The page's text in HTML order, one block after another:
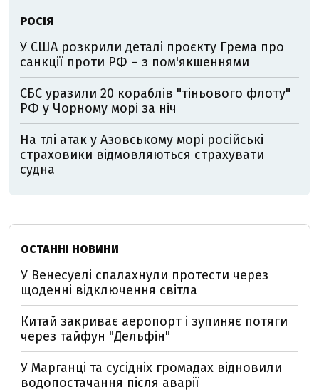
РОСІЯ
У США розкрили деталі проєкту Грема про
санкції проти РФ – з пом'якшеннями
СБС уразили 20 кораблів "тіньового флоту"
РФ у Чорному морі за ніч
На тлі атак у Азовському морі російські
страховики відмовляються страхувати
судна
ОСТАННІ НОВИНИ
У Венесуелі спалахнули протести через
щоденні відключення світла
Китай закриває аеропорт і зупиняє потяги
через тайфун "Дельфін"
У Марганці та сусідніх громадах відновили
водопостачання після аварії